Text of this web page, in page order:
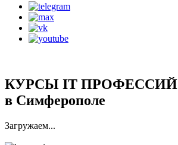
КУРСЫ IT ПРОФЕССИЙ
в Симферополе
Загружаем...